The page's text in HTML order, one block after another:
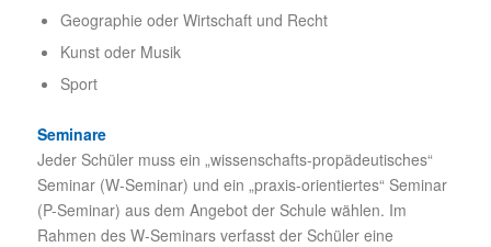
Geographie oder Wirtschaft und Recht
Kunst oder Musik
Sport
Seminare
Jeder Schüler muss ein „wissenschafts-propädeutisches“
Seminar (W-Seminar) und ein „praxis-orientiertes“ Seminar
(P-Seminar) aus dem Angebot der Schule wählen. Im
Rahmen des W-Seminars verfasst der Schüler eine